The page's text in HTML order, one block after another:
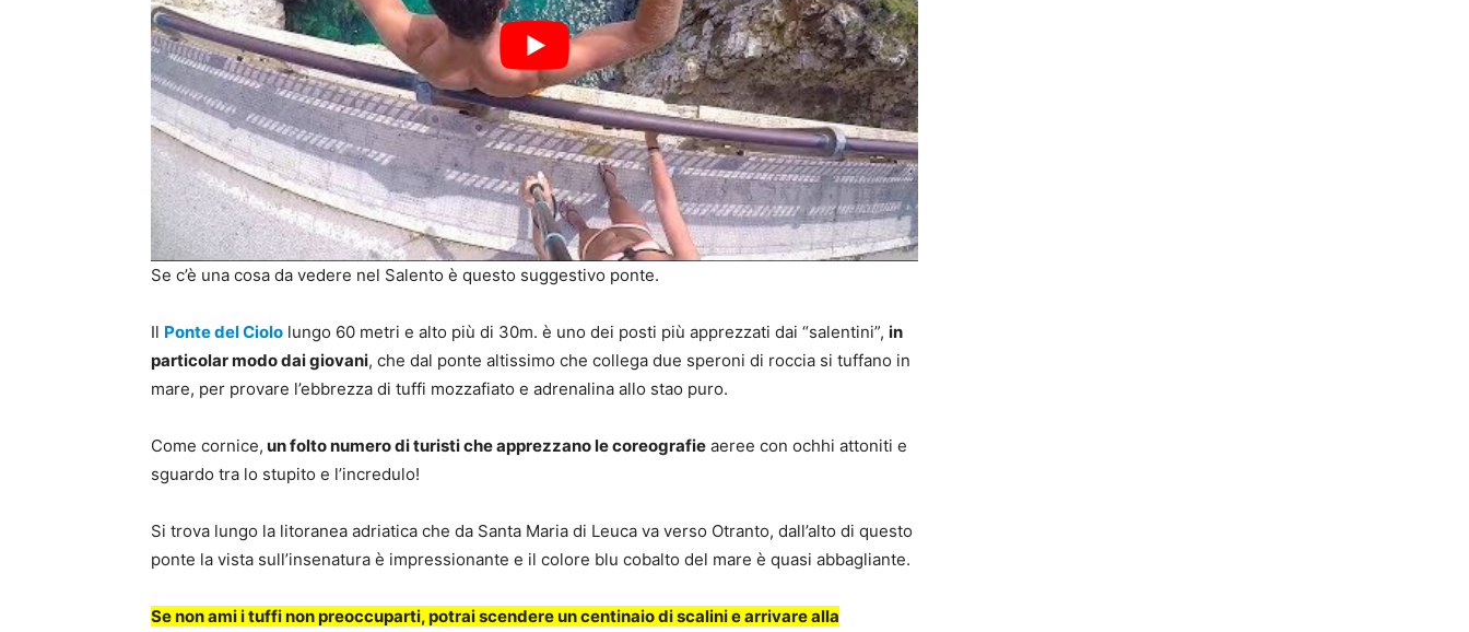
Se c’è una cosa da vedere nel Salento è questo suggestivo ponte.
Il Ponte del Ciolo lungo 60 metri e alto più di 30m. è uno dei posti più apprezzati dai “salentini”, in
particolar modo dai giovani, che dal ponte altissimo che collega due speroni di roccia si tuffano in
mare, per provare l’ebbrezza di tuffi mozzafiato e adrenalina allo stao puro.
Come cornice, un folto numero di turisti che apprezzano le coreografie aeree con ochhi attoniti e
sguardo tra lo stupito e l’incredulo!
Si trova lungo la litoranea adriatica che da Santa Maria di Leuca va verso Otranto, dall’alto di questo
ponte la vista sull’insenatura è impressionante e il colore blu cobalto del mare è quasi abbagliante.
Se non ami i tuffi non preoccuparti, potrai scendere un centinaio di scalini e arrivare alla